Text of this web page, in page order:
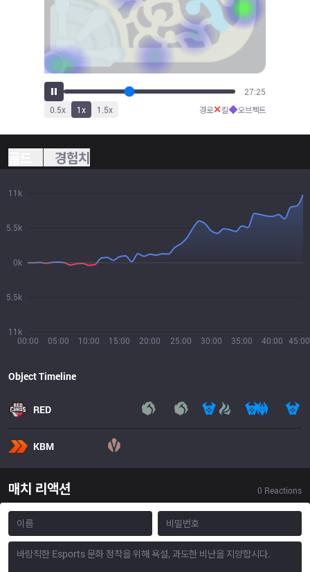
28:54
0.5x 1x 1.5x 경로✕킬◆오브젝트
경험치
00:00 05:00 10:00 15:00 20:00 25:00 30:00 35:00 40:00 45:00
11k
5.5k
0k
5.5k
11k
Object Timeline
RED
KBM
매치 리액션 0 Reactions